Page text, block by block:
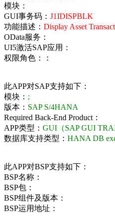
模块：
GUI事务码： J1IDISPBLK
功能描述： Display Asset
OData服务：
UI5激活SAP应用：
权限角色：：
此APP对SAP支持如下：
模块： ;
版本： SAP S/4HANA
Required Back-End Product：
APP类型： GUI（SAP GUI
数据库支持类型： HANA DB
此APP对BSP支持如下：
BSP名称：
BSP包：
BSP组件及版本：
BSP运用地址：